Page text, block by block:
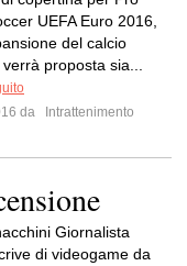
UEFA Euro 2016,
del calcio
proposta sia...
da
Intrattenimento
Giornalista
di videogame da